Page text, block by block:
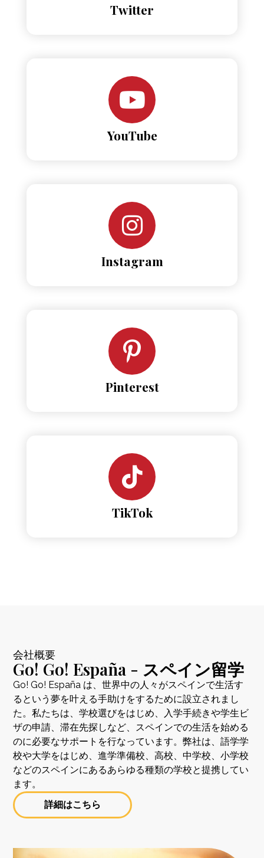
Twitter
YouTube
Instagram
Pinterest
TikTok
会社概要
Go! Go! España - スペイン留学
Go! Go! España は、世界中の人々がスペインで生活す
るという夢を叶える手助けをするために設立されまし
た。私たちは、学校選びをはじめ、入学手続きや学生ビ
ザの申請、滞在先探しなど、スペインでの生活を始める
のに必要なサポートを行なっています。弊社は、語学学
校や大学をはじめ、進学準備校、高校、中学校、小学校
などのスペインにあるあらゆる種類の学校と提携してい
ます。
詳細はこちら